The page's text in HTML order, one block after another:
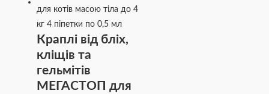
Краплі від бліх,
кліщів та
гельмітів
МЕГАСТОП для